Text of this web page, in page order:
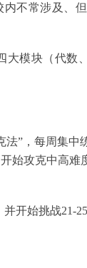
不常涉及、
大模块（代数
法”，每周集中
始攻克中高难
开始挑战21-25